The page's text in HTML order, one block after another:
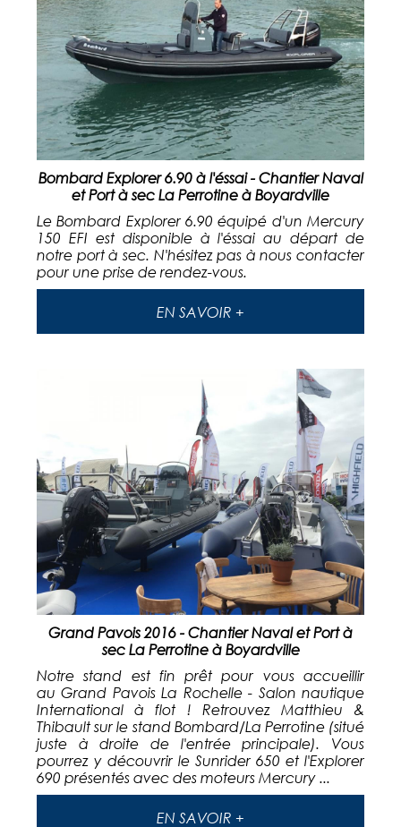
Bombard Explorer 6.90 à l'éssai - Chantier Naval
et Port à sec La Perrotine à Boyardville
Le Bombard Explorer 6.90 équipé d'un Mercury
150 EFI est disponible à l'éssai au départ de
notre port à sec. N'hésitez pas à nous contacter
pour une prise de rendez-vous.
EN SAVOIR +
Grand Pavois 2016 - Chantier Naval et Port à
sec La Perrotine à Boyardville
Notre stand est fin prêt pour vous accueillir
au Grand Pavois La Rochelle - Salon nautique
International à flot ! Retrouvez Matthieu &
Thibault sur le stand Bombard/La Perrotine (situé
juste à droite de l'entrée principale). Vous
pourrez y découvrir le Sunrider 650 et l'Explorer
690 présentés avec des moteurs Mercury ...
EN SAVOIR +